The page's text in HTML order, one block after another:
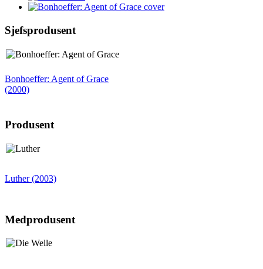
Sjefsprodusent
Bonhoeffer: Agent of Grace
(2000)
Produsent
Luther (2003)
Medprodusent